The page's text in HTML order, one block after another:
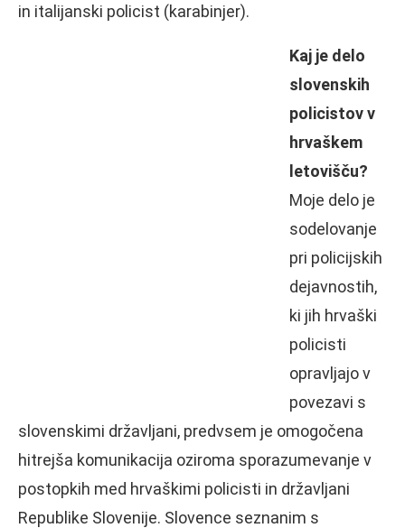
in italijanski policist (karabinjer).
Kaj je delo
slovenskih
policistov v
hrvaškem
letovišču?
Moje delo je
sodelovanje
pri policijskih
dejavnostih,
ki jih hrvaški
policisti
opravljajo v
povezavi s
slovenskimi državljani, predvsem je omogočena
hitrejša komunikacija oziroma sporazumevanje v
postopkih med hrvaškimi policisti in državljani
Republike Slovenije. Slovence seznanim s